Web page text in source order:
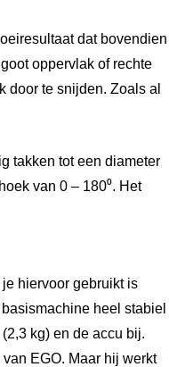
dat bovendien
oppervlak of rechte
door te snijden. Zoals al
takken tot een diameter
van 0 – 180⁰. Het
hiervoor gebruikt is
heel stabiel
kg) en de accu bij.
EGO. Maar hij werkt